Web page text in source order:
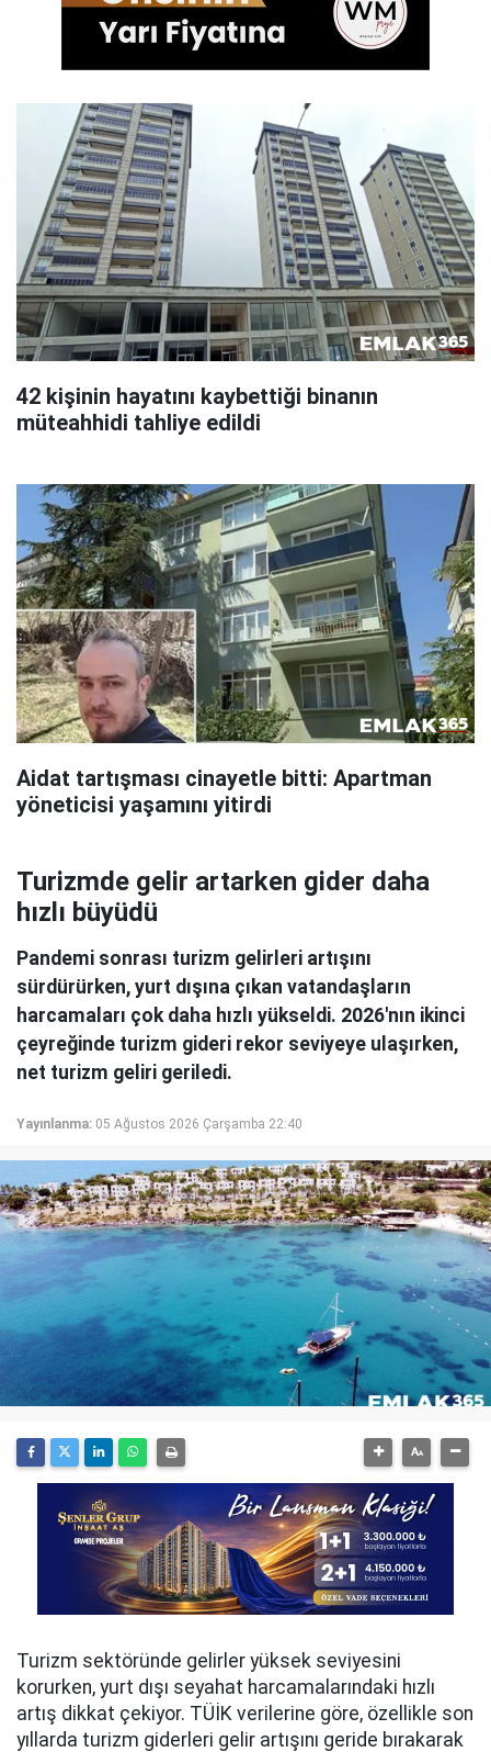
42 kişinin hayatını kaybettiği binanın
müteahhidi tahliye edildi
Aidat tartışması cinayetle bitti: Apartman
yöneticisi yaşamını yitirdi
Turizmde gelir artarken gider daha
hızlı büyüdü
Pandemi sonrası turizm gelirleri artışını
sürdürürken, yurt dışına çıkan vatandaşların
harcamaları çok daha hızlı yükseldi. 2026'nın ikinci
çeyreğinde turizm gideri rekor seviyeye ulaşırken,
net turizm geliri geriledi.
Yayınlanma: 05 Ağustos 2026 Çarşamba 22:40
Turizm sektöründe gelirler yüksek seviyesini
korurken, yurt dışı seyahat harcamalarındaki hızlı
artış dikkat çekiyor. TÜİK verilerine göre, özellikle son
yıllarda turizm giderleri gelir artışını geride bırakarak